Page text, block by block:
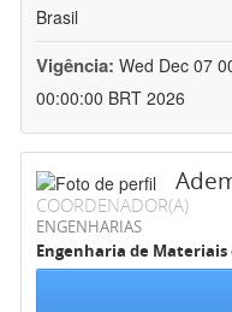
Brasil
Vigência: Wed Dec 07
00:00:00 BRT 2026
COORDENADOR(A)
ENGENHARIAS
Engenharia de